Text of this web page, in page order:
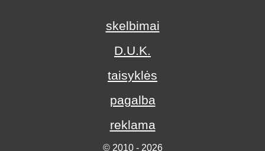
skelbimai
D.U.K.
taisyklės
pagalba
reklama
© 2010 - 2026